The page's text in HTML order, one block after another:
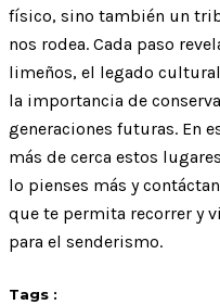
físico, sino también un
nos rodea. Cada paso
limeños, el legado
la importancia de
generaciones futuras. En
más de cerca estos
lo pienses más y
que te permita recorrer y
para el senderismo.
Tags :